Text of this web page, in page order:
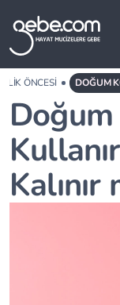
ÖNCESI DOĞUM
Kalınır